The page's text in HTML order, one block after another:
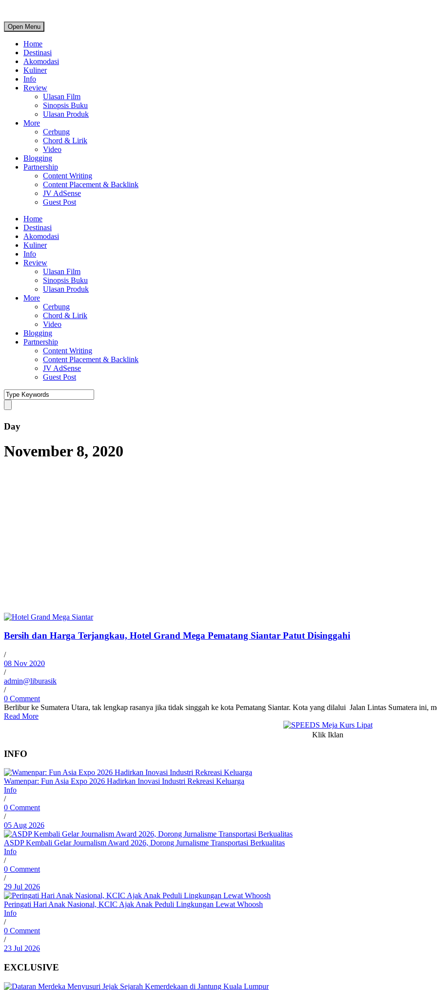
Open Menu
Home
Destinasi
Akomodasi
Kuliner
Info
Review
Ulasan Film
Sinopsis Buku
Ulasan Produk
More
Cerbung
Chord & Lirik
Video
Blogging
Partnership
Content Writing
Content Placement & Backlink
JV AdSense
Guest Post
Home
Destinasi
Akomodasi
Kuliner
Info
Review
Ulasan Film
Sinopsis Buku
Ulasan Produk
More
Cerbung
Chord & Lirik
Video
Blogging
Partnership
Content Writing
Content Placement & Backlink
JV AdSense
Guest Post
Day
November 8, 2020
Bersih dan Harga Terjangkau, Hotel Grand Mega Pematang Siantar Patut Disinggahi
/
08 Nov 2020
/
admin@liburasik
/
0 Comment
Berlibur ke Sumatera Utara, tak lengkap rasanya jika tidak singgah ke kota Pematang Siantar. Kota yang dilalui Jalan Lintas Sumatera ini,
Read More
Klik Iklan
INFO
Wamenpar: Fun Asia Expo 2026 Hadirkan Inovasi Industri Rekreasi Keluarga
Info
/
0 Comment
/
05 Aug 2026
ASDP Kembali Gelar Journalism Award 2026, Dorong Jurnalisme Transportasi Berkualitas
Info
/
0 Comment
/
29 Jul 2026
Peringati Hari Anak Nasional, KCIC Ajak Anak Peduli Lingkungan Lewat Whoosh
Info
/
0 Comment
/
23 Jul 2026
EXCLUSIVE